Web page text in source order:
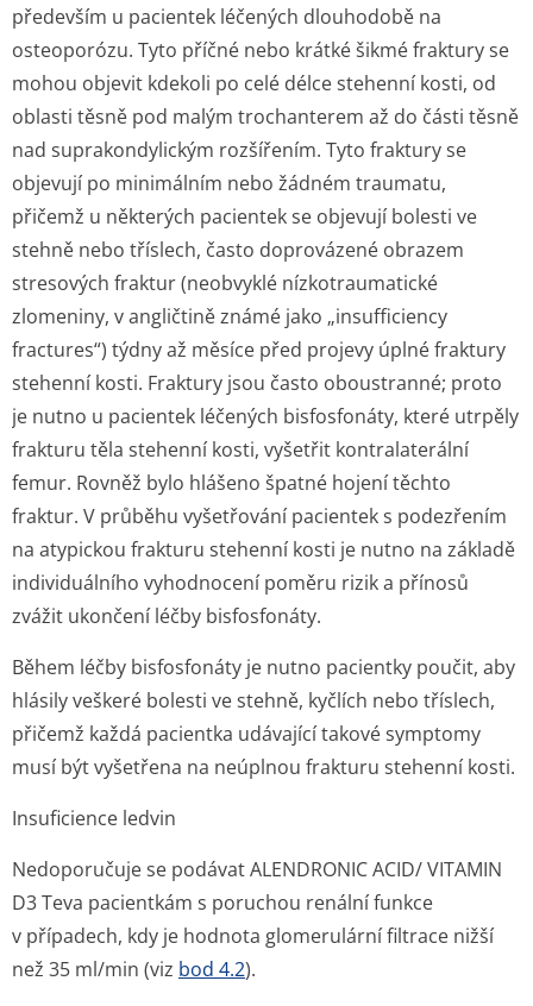
především u pacientek léčených dlouhodobě na
osteoporózu. Tyto příčné nebo krátké šikmé fraktury se
mohou objevit kdekoli po celé délce stehenní kosti, od
oblasti těsně pod malým trochanterem až do části těsně
nad suprakondylickým rozšířením. Tyto fraktury se
objevují po minimálním nebo žádném traumatu,
přičemž u některých pacientek se objevují bolesti ve
stehně nebo tříslech, často doprovázené obrazem
stresových fraktur (neobvyklé nízkotraumatické
zlomeniny, v angličtině známé jako „insufficiency
fractures“) týdny až měsíce před projevy úplné fraktury
stehenní kosti. Fraktury jsou často oboustranné; proto
je nutno u pacientek léčených bisfosfonáty, které utrpěly
frakturu těla stehenní kosti, vyšetřit kontralaterální
femur. Rovněž bylo hlášeno špatné hojení těchto
fraktur. V průběhu vyšetřování pacientek s podezřením
na atypickou frakturu stehenní kosti je nutno na základě
individuálního vyhodnocení poměru rizik a přínosů
zvážit ukončení léčby bisfosfonáty.
Během léčby bisfosfonáty je nutno pacientky poučit, aby
hlásily veškeré bolesti ve stehně, kyčlích nebo tříslech,
přičemž každá pacientka udávající takové symptomy
musí být vyšetřena na neúplnou frakturu stehenní kosti.
Insuficience ledvin
Nedoporučuje se podávat ALENDRONIC ACID/ VITAMIN
D3 Teva pacientkám s poruchou renální funkce
v případech, kdy je hodnota glomerulární filtrace nižší
než 35 ml/min (viz bod 4.2).